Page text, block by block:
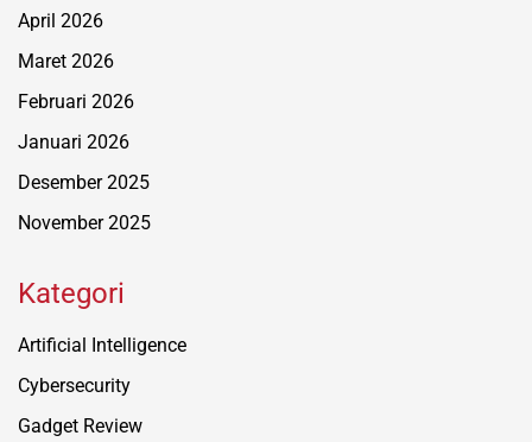
April 2026
Maret 2026
Februari 2026
Januari 2026
Desember 2025
November 2025
Kategori
Artificial Intelligence
Cybersecurity
Gadget Review